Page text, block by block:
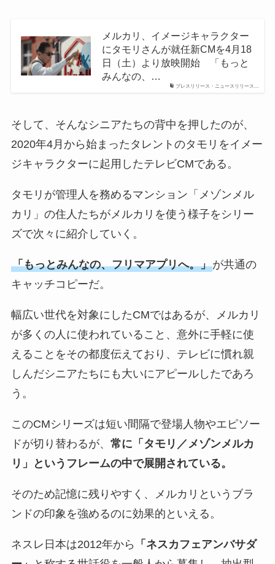
プレスリリース・ニュースリリース…
メルカリ、イメージキャラクター
にタモリさんが就任新CMを4月18
日（土）より放映開始 「もっと
みんなの、…
そして、そんなシニアたちの背中を押したのが、
2020年4月から始まったタレントのタモリをイメー
ジキャラクターに起用したテレビCMである。
タモリが管理人を務めるマンション「メゾンメル
カリ」の住人たちがメルカリを使う様子をシリー
ズで次々に紹介していく。
「もっとみんなの、フリマアプリへ。」が共通の
キャッチコピーだ。
幅広い世代を対象にしたCMではあるが、メルカリ
が多くの人に使われていること、意外に手軽に使
えることをその都度伝えており、テレビに慣れ親
しんだシニアたちにも大いにアピールしたであろ
う。
このCMシリーズは短い間隔で登場人物やエピソー
ドが切り替わるが、 常に「タモリ／メゾンメルカ
リ」というフレームの中で展開されている。
そのため記憶に残りやすく、メルカリというブラ
ンドの印象を強めるのに効果的といえる。
ネスレ日本は2012年から
「ネスカフェアンバサダ